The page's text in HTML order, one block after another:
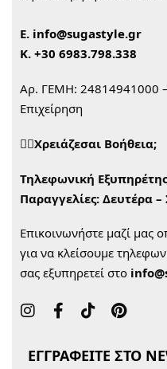
Ε. info@sugastyle.gr
Κ. +30 6983.798.338
Αρ. ΓΕΜΗ: 24814941000 –
Επιχείρηση
🙋‍♀️Χρειάζεσαι Βοήθεια;
Τηλεφωνική
Παραγγελίες: Δευτέρα –
Επικοινωνήστε μαζί μας
για να κλείσουμε
σας εξυπηρετεί στο
ΕΓΓΡΑΦΕΙΤΕ ΣΤΟ